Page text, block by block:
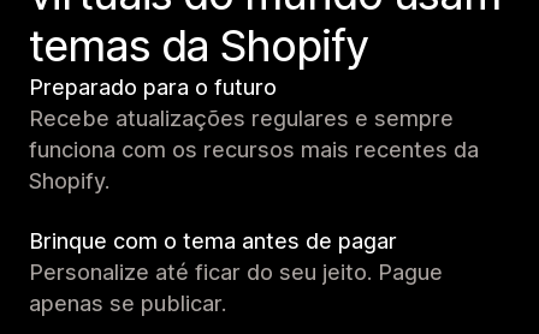
temas da Shopify
Preparado para o futuro
Recebe atualizações regulares e sempre
funciona com os recursos mais recentes da
Shopify.
Brinque com o tema antes de pagar
Personalize até ficar do seu jeito. Pague
apenas se publicar.